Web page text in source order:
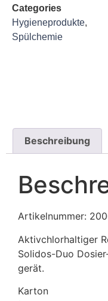
Categories
Hygieneprodukte,
Spülchemie
Beschreibung
Artikelnummer:
Aktivchlorhaltiger
Solidos-Duo
gerät.
Karton